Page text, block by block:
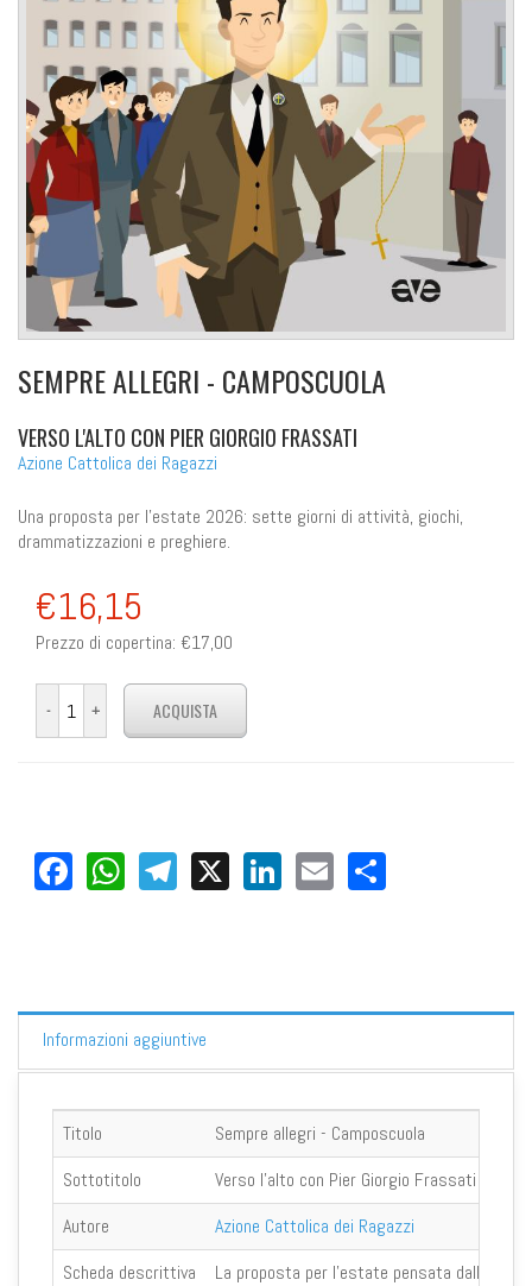
SEMPRE ALLEGRI - CAMPOSCUOLA
VERSO L'ALTO CON PIER GIORGIO FRASSATI
Azione Cattolica dei Ragazzi
Una proposta per l'estate 2026: sette giorni di attività, giochi,
drammatizzazioni e preghiere.
€16,15
Prezzo di copertina: €17,00
Facebook
WhatsApp
Telegram
X LinkedIn
Email
Informazioni aggiuntive
Titolo
Sempre allegri - Camposcuola
Sottotitolo
Verso l'alto con Pier Giorgio Frassati
Autore
Azione Cattolica dei Ragazzi
Scheda descrittiva
La proposta per l’estate pensata